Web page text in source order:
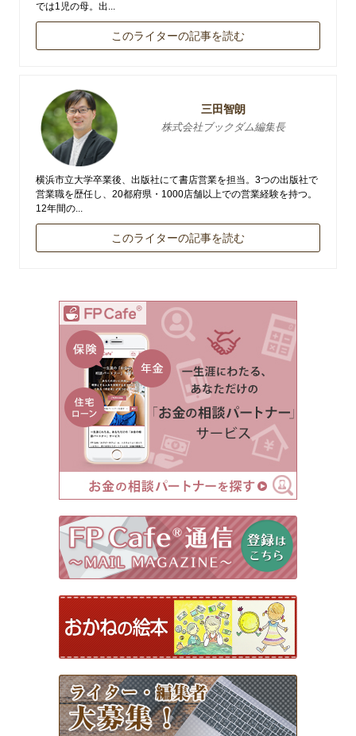
では1児の母。出...
このライターの記事を読む
三田智朗
株式会社ブックダム編集長
横浜市立大学卒業後、出版社にて書店営業を担当。3つの出版社で
営業職を歴任し、20都府県・1000店舗以上での営業経験を持つ。
12年間の...
このライターの記事を読む